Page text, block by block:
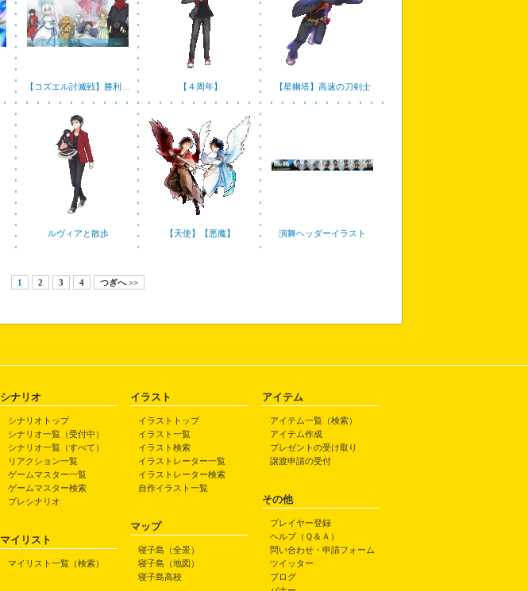
【コズエル討滅戦】勝利… 【４周年】 【星幽塔】高速の刀剣士
ルヴィアと散歩 【天使】【悪魔】 演舞ヘッダーイラスト
1 2 3 4 つぎへ >>
シナリオ
シナリオトップ
シナリオ一覧（受付中）
シナリオ一覧（すべて）
リアクション一覧
ゲームマスター一覧
ゲームマスター検索
プレシナリオ
マイリスト
マイリスト一覧（検索）
イラスト
イラストトップ
イラスト一覧
イラスト検索
イラストレーター一覧
イラストレーター検索
自作イラスト一覧
マップ
寝子島（全景）
寝子島（地図）
寝子島高校
アイテム
アイテム一覧（検索）
アイテム作成
プレゼントの受け取り
譲渡申請の受付
その他
プレイヤー登録
ヘルプ（Ｑ＆Ａ）
問い合わせ・申請フォーム
ツイッター
ブログ